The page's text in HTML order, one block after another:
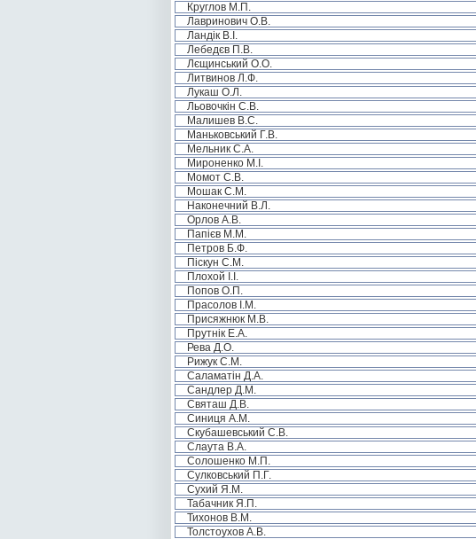
Круглов М.П.
Лавринович О.В.
Ландік В.І.
Лебедєв П.В.
Лєщинський О.О.
Литвинов Л.Ф.
Лукаш О.Л.
Льовочкін С.В.
Малишев В.С.
Маньковський Г.В.
Мельник С.А.
Мироненко М.І.
Момот С.В.
Мошак С.М.
Наконечний В.Л.
Орлов А.В.
Папієв М.М.
Петров Б.Ф.
Піскун С.М.
Плохой І.І.
Попов О.П.
Прасолов І.М.
Присяжнюк М.В.
Прутнік Е.А.
Рева Д.О.
Рижук С.М.
Саламатін Д.А.
Сандлер Д.М.
Святаш Д.В.
Синиця А.М.
Скубашевський С.В.
Слаута В.А.
Солошенко М.П.
Сулковський П.Г.
Сухий Я.М.
Табачник Я.П.
Тихонов В.М.
Толстоухов А.В.